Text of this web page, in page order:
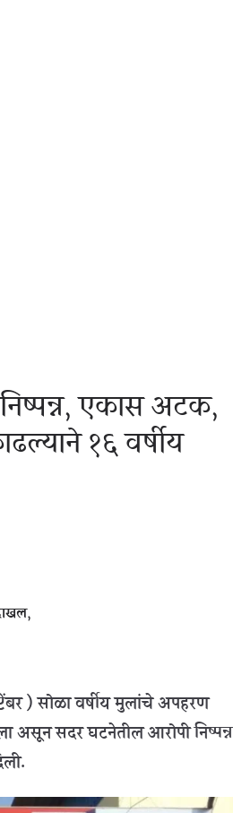
एकास अटक,
१६ वर्षीय
) सोळा वर्षीय मुलांचे अपहरण
सदर घटनेतील आरोपी निष्पन्न